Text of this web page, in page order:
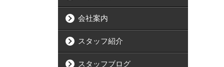
会社案内
スタッフ紹介
スタッフブログ